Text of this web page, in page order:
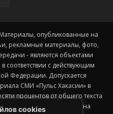
cookies
опубликованные на
рекламные материалы, фото,
- являются объектами
соответствии с действующим
Федерации. Допускается
СМИ «Пульс Хакасии» в
процентов от общего текста
гиперссылки на